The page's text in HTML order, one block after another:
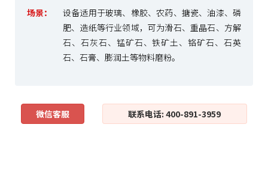
场景：
设备适用于玻璃、橡胶、农药、搪瓷、油漆、磷
肥、造纸等行业领域，可为滑石、重晶石、方解
石、石灰石、锰矿石、铁矿土、铬矿石、石英
石、石膏、膨润土等物料磨粉。
微信客服 联系电话: 400-891-3959